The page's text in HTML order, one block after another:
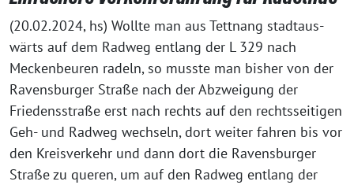
(20.02.2024, hs) Wollte man aus Tettnang stadt­aus­
wärts auf dem Radweg ent­lang der L 329 nach
Meckenbeuren radeln, so muss­te man bis­her von der
Ravensburger Straße nach der Abzweigung der
Friedensstraße erst nach rechts auf den rechts­sei­ti­gen
Geh- und Radweg wech­seln, dort wei­ter fah­ren bis vor
den Kreisverkehr und dann dort die Ravensburger
Straße zu que­ren, um auf den Radweg ent­lang der